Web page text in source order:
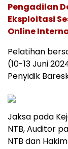
Pengadilan
Eksploitasi
Online
Pelatihan
(10-13 Juni
Penyidik
Jaksa pada
NTB, Auditor
NTB dan